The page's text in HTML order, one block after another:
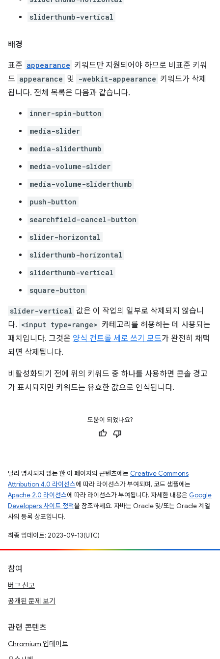
sliderthumb-vertical
배경
표준 appearance 키워드만 지원되어야 하므로 비표준 키워
드 appearance 및 -webkit-appearance 키워드가 삭제
됩니다. 전체 목록은 다음과 같습니다.
inner-spin-button
media-slider
media-sliderthumb
media-volume-slider
media-volume-sliderthumb
push-button
searchfield-cancel-button
slider-horizontal
sliderthumb-horizontal
sliderthumb-vertical
square-button
slider-vertical 값은 이 작업의 일부로 삭제되지 않습니
다. <input type=range> 카테고리를 허용하는 데 사용되는
패치입니다. 그것은 양식 컨트롤 세로 쓰기 모드가 완전히 채택
되면 삭제됩니다.
비활성화되기 전에 위의 키워드 중 하나를 사용하면 콘솔 경고
가 표시되지만 키워드는 유효한 값으로 인식됩니다.
도움이 되었나요?
달리 명시되지 않는 한 이 페이지의 콘텐츠에는 Creative Commons
Attribution 4.0 라이선스에 따라 라이선스가 부여되며, 코드 샘플에는
Apache 2.0 라이선스에 따라 라이선스가 부여됩니다. 자세한 내용은 Google
Developers 사이트 정책을 참조하세요. 자바는 Oracle 및/또는 Oracle 계열
사의 등록 상표입니다.
최종 업데이트: 2023-09-13(UTC)
참여
버그 신고
공개된 문제 보기
관련 콘텐츠
Chromium 업데이트